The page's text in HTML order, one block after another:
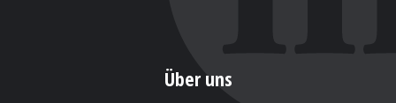
Über uns